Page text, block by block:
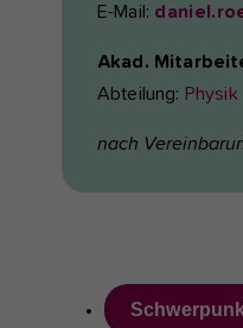
E-Mail:
Akad.
Abteilung: Physik
nach